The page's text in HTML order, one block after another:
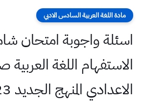
مادة اللغة العربية السادس الادبي
اسئلة واجوبة امتحان
الاستفهام اللغة